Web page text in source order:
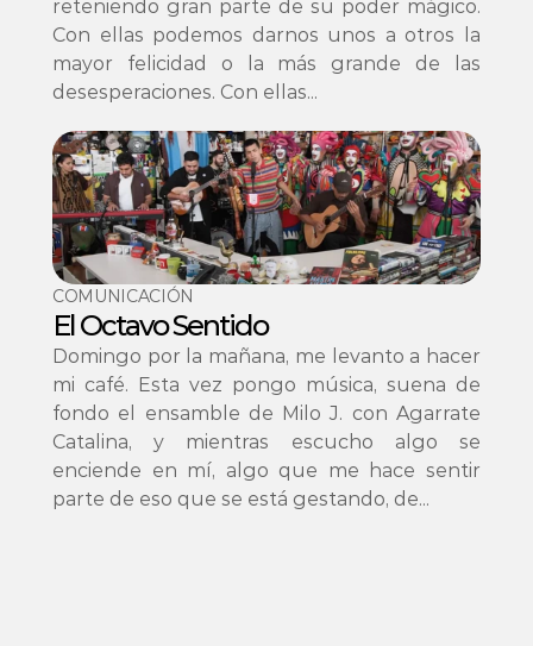
reteniendo gran parte de su poder mágico.
Con ellas podemos darnos unos a otros la
mayor felicidad o la más grande de las
desesperaciones. Con ellas...
COMUNICACIÓN
El Octavo Sentido
Domingo por la mañana, me levanto a hacer
mi café. Esta vez pongo música, suena de
fondo el ensamble de Milo J. con Agarrate
Catalina, y mientras escucho algo se
enciende en mí, algo que me hace sentir
parte de eso que se está gestando, de...